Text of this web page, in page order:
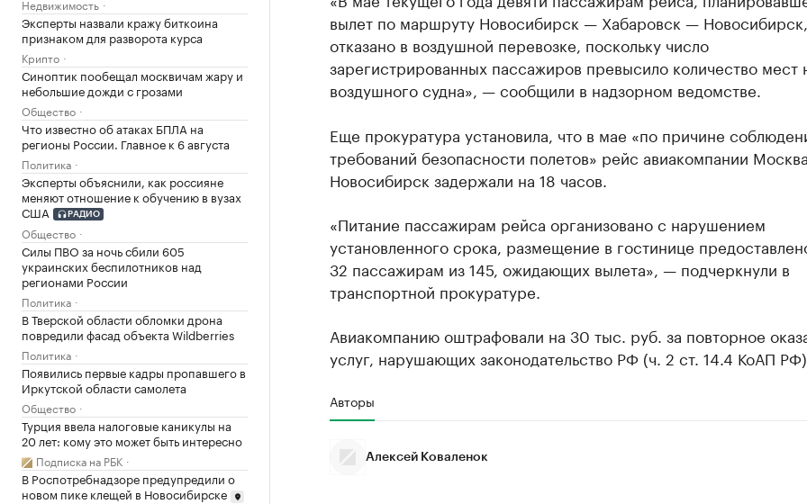
Недвижимость
Эксперты назвали кражу биткоина
признаком для разворота курса
Крипто
Синоптик пообещал москвичам жару и
небольшие дожди с грозами
Общество
Что известно об атаках БПЛА на
регионы России. Главное к 6 августа
Политика
Эксперты объяснили, как россияне
меняют отношение к обучению в вузах
США
РАДИО
Общество
Силы ПВО за ночь сбили 605
украинских беспилотников над
регионами России
Политика
В Тверской области обломки дрона
повредили фасад объекта Wildberries
Политика
Появились первые кадры пропавшего в
Иркутской области самолета
Общество
Турция ввела налоговые каникулы на
20 лет: кому это может быть интересно
Подписка на РБК
В Роспотребнадзоре предупредили о
новом пике клещей в Новосибирске
вылет по маршруту Новосибирск — Хабаровск — Новосибирск,
отказано в воздушной перевозке, поскольку число
зарегистрированных пассажиров превысило количество мест
воздушного судна», — сообщили в надзорном ведомстве.
Еще прокуратура установила, что в мае «по причине
требований безопасности полетов» рейс авиакомпании
Новосибирск задержали на 18 часов.
«Питание пассажирам рейса организовано с нарушением
установленного срока, размещение в гостинице
32 пассажирам из 145, ожидающих вылета», — подчеркнули в
транспортной прокуратуре.
Авиакомпанию оштрафовали на 30 тыс. руб. за повторное
услуг, нарушающих законодательство РФ (ч. 2 ст. 14.4 КоАП РФ).
Авторы
Алексей Коваленок